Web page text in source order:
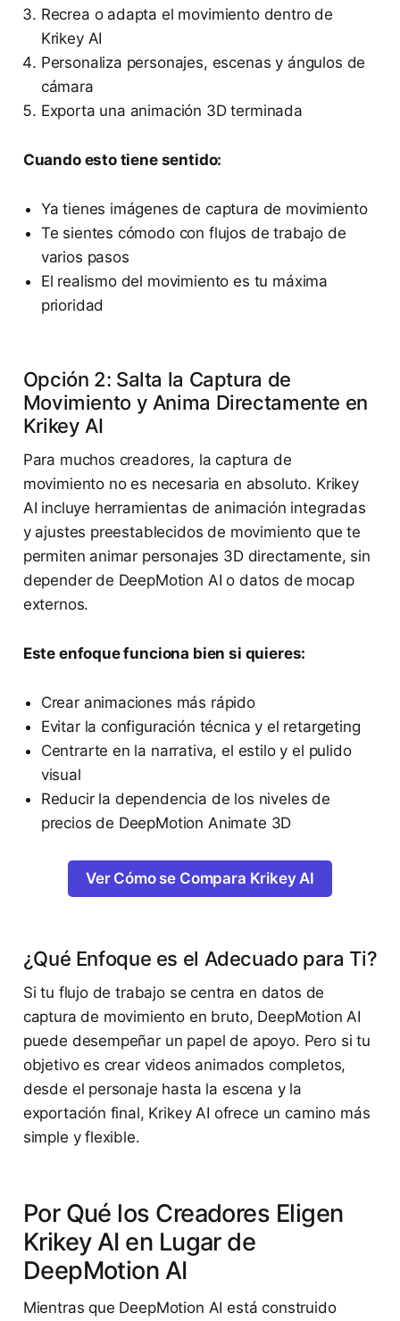
Recrea o adapta el movimiento dentro de
Krikey AI
Personaliza personajes, escenas y ángulos de
cámara
Exporta una animación 3D terminada
Cuando esto tiene sentido:
Ya tienes imágenes de captura de movimiento
Te sientes cómodo con flujos de trabajo de
varios pasos
El realismo del movimiento es tu máxima
prioridad
Opción 2: Salta la Captura de
Movimiento y Anima Directamente en
Krikey AI
Para muchos creadores, la captura de
movimiento no es necesaria en absoluto. Krikey
AI incluye herramientas de animación integradas
y ajustes preestablecidos de movimiento que te
permiten animar personajes 3D directamente, sin
depender de DeepMotion AI o datos de mocap
externos.
Este enfoque funciona bien si quieres:
Crear animaciones más rápido
Evitar la configuración técnica y el retargeting
Centrarte en la narrativa, el estilo y el pulido
visual
Reducir la dependencia de los niveles de
precios de DeepMotion Animate 3D
Ver Cómo se Compara Krikey AI
¿Qué Enfoque es el Adecuado para Ti?
Si tu flujo de trabajo se centra en datos de
captura de movimiento en bruto, DeepMotion AI
puede desempeñar un papel de apoyo. Pero si tu
objetivo es crear videos animados completos,
desde el personaje hasta la escena y la
exportación final, Krikey AI ofrece un camino más
simple y flexible.
Por Qué los Creadores Eligen
Krikey AI en Lugar de
DeepMotion AI
Mientras que DeepMotion AI está construido